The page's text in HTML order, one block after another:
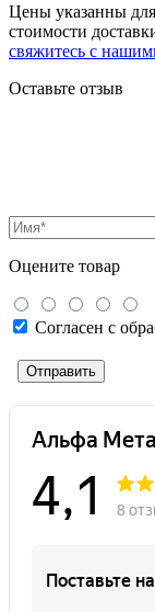
Цены указанны
стоимости
свяжитесь с
Оставьте отзыв
Оцените товар
Согласен с
Отправить